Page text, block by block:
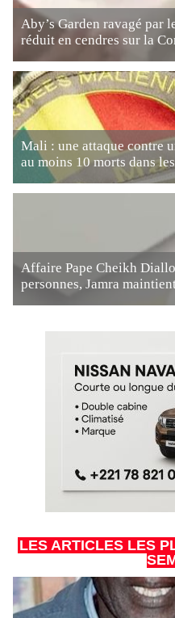
Aby’s Garden ravagé par
réduit en cendres sur la
Mali : une attaque contre
au moins 10 morts dans
Affaire Pape Cheikh
personnes, Jamra
LES ARTICLES LES